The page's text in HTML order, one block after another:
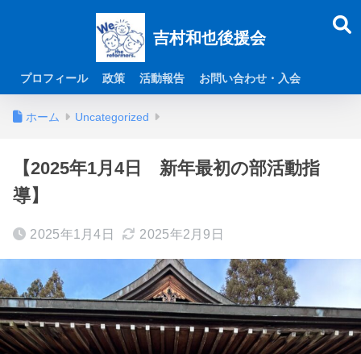
吉村和也後援会
プロフィール 政策 活動報告 お問い合わせ・入会
ホーム Uncategorized
【2025年1月4日 新年最初の部活動指
導】
2025年1月4日 2025年2月9日